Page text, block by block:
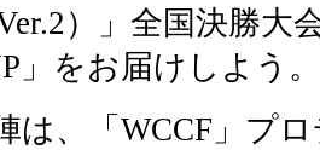
）」全国決勝大
」をお届けしよう。
、「WCCF」プ